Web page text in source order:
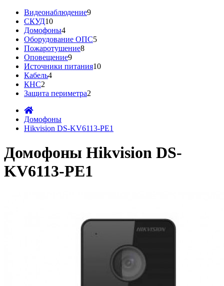
Видеонаблюдение9
СКУД10
Домофоны4
Оборудование ОПС5
Пожаротушение8
Оповещение9
Источники питания10
Кабель4
КНС2
Защита периметра2
Домофоны
Hikvision DS-KV6113-PE1
Домофоны Hikvision DS-
KV6113-PE1